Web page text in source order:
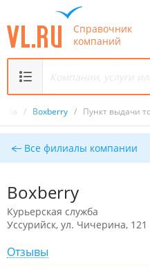
Справочник
компаний
/ Boxberry / Пункт выдачи
Все филиалы компании
Boxberry
Курьерская служба
Уссурийск, ул. Чичерина, 121
Отзывы